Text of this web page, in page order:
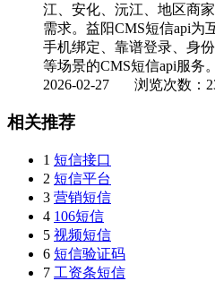
江、安化、沅江、地区商
需求。益阳CMS短信api为
手机绑定、靠谱登录、身
等场景的CMS短信api服务
2026-02-27 浏览次数：
相关推荐
1 短信接口
2 短信平台
3 营销短信
4 106短信
5 视频短信
6 短信验证码
7 工资条短信